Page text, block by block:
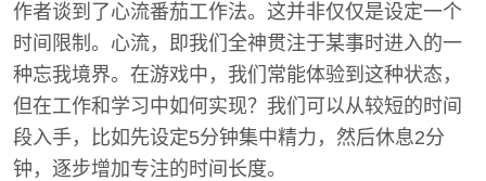
作者谈到了心流番茄工作法。这并非仅仅是设定一个
时间限制。心流，即我们全神贯注于某事时进入的一
种忘我境界。在游戏中，我们常能体验到这种状态，
但在工作和学习中如何实现？我们可以从较短的时间
段入手，比如先设定5分钟集中精力，然后休息2分
钟，逐步增加专注的时间长度。